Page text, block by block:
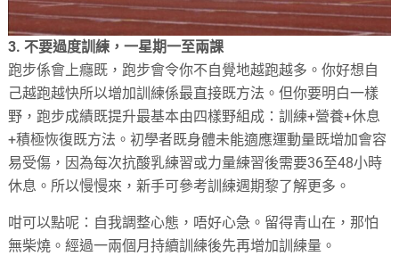
3. 不要過度訓練，一星期一至兩課
跑步係會上癮既，跑步會令你不自覺地越跑越多。你好想自
己越跑越快所以增加訓練係最直接既方法。但你要明白一樣
野，跑步成績既提升最基本由四樣野組成：訓練+營養+休息
+積極恢復既方法。初學者既身體未能適應運動量既增加會容
易受傷，因為每次抗酸乳練習或力量練習後需要36至48小時
休息。所以慢慢來，新手可參考訓練週期黎了解更多。
咁可以點呢：自我調整心態，唔好心急。留得青山在，那怕
無柴燒。經過一兩個月持續訓練後先再增加訓練量。